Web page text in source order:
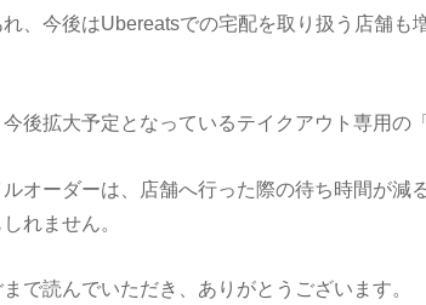
れ、今後はUbereatsでの宅配を取り扱う店舗
今後拡大予定となっているテイクアウト専用の
オーダーは、店舗へ行った際の待ち時間が減
れません。
で読んでいただき、ありがとうございます。